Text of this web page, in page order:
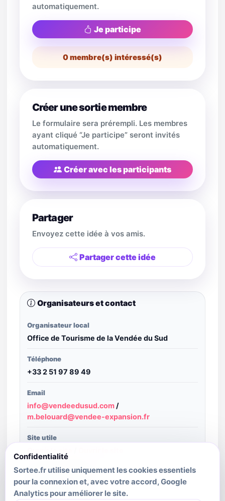
automatiquement.
Je participe
0membre(s) intéressé(s)
Créer une sortie membre
Le formulaire sera prérempli. Les membres
ayant cliqué “Je participe” seront invités
automatiquement.
Créer avec les participants
Partager
Envoyez cette idée à vos amis.
Partager cette idée
Organisateurs et contact
Organisateur local
Office de Tourisme de la Vendée du Sud
Téléphone
+33 2 51 97 89 49
Email
info@vendeedusud.com /
m.belouard@vendee-expansion.fr
Site utile
Structure publiante
Vendée Expansion
Confidentialité
Sortee.fr utilise uniquement les cookies essentiels
pour la connexion et, avec votre accord, Google
Analytics pour améliorer le site.